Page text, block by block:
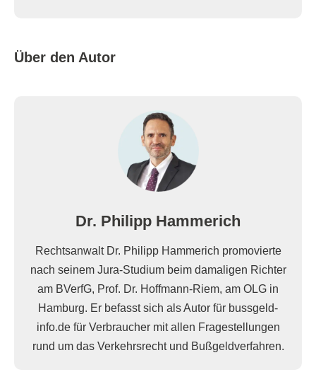
Über den Autor
Dr. Philipp Hammerich
Rechtsanwalt Dr. Philipp Hammerich promovierte
nach seinem Jura-Studium beim damaligen Richter
am BVerfG, Prof. Dr. Hoffmann-Riem, am OLG in
Hamburg. Er befasst sich als Autor für bussgeld-
info.de für Verbraucher mit allen Fragestellungen
rund um das Verkehrsrecht und Bußgeldverfahren.